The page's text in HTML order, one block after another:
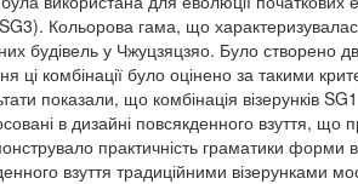
Кольорова гама, що
будівель у Чжуцзяцзяо. Було створено
ці комбінації було оцінено за такими
показали, що комбінація візерунків
в дизайні повсякденного взуття,
практичність граматики форми
взуття традиційними візерунками